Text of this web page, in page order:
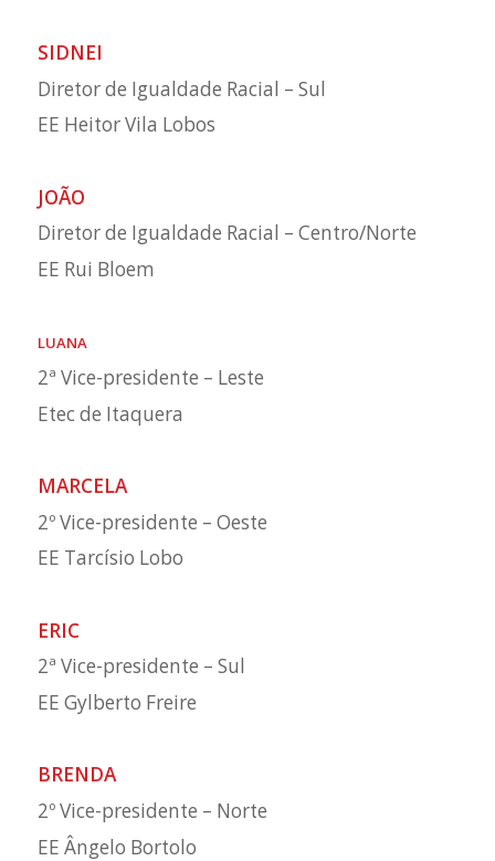
SIDNEI
Diretor de Igualdade Racial – Sul
EE Heitor Vila Lobos
JOÃO
Diretor de Igualdade Racial – Centro/Norte
EE Rui Bloem
LUANA
2ª Vice-presidente – Leste
Etec de Itaquera
MARCELA
2º Vice-presidente – Oeste
EE Tarcísio Lobo
ERIC
2ª Vice-presidente – Sul
EE Gylberto Freire
BRENDA
2º Vice-presidente – Norte
EE Ângelo Bortolo